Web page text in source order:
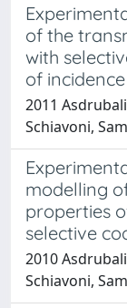
of the
with
of incidence
2011
Schiavoni,
modelling
properties
selective
2010
Schiavoni,